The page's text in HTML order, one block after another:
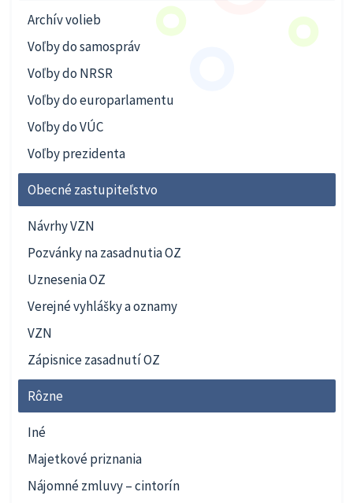
Archív volieb
Voľby do samospráv
Voľby do NRSR
Voľby do europarlamentu
Voľby do VÚC
Voľby prezidenta
Obecné zastupiteľstvo
Návrhy VZN
Pozvánky na zasadnutia OZ
Uznesenia OZ
Verejné vyhlášky a oznamy
VZN
Zápisnice zasadnutí OZ
Rôzne
Iné
Majetkové priznania
Nájomné zmluvy – cintorín